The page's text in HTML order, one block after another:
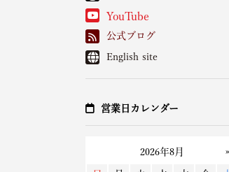
YouTube
公式ブログ
English site
営業日カレンダー